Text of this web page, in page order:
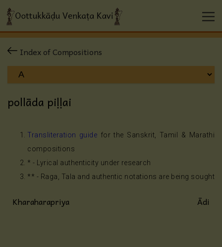
Index of Compositions
pollāda piḷḷai
Transliteration guide for the Sanskrit, Tamil & Marathi
compositions
* - Lyrical authenticity under research
** - Raga, Tala and authentic notations are being sought
Kharaharapriya Ādi